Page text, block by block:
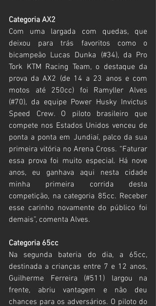
Categoria AX2
Com uma largada com quedas, que
deixou para trás favoritos como o
bicampeão Lucas Dunka (#34), da Pro
Tork KTM Racing Team, o destaque da
prova da AX2 (de 14 a 23 anos e com
motos até 250cc) foi Ramyller Alves
(#70), da equipe Power Husky Invictus
Speed Crew. O piloto brasileiro que
compete nos Estados Unidos venceu de
ponta a ponta em Jundiaí, palco da sua
primeira vitória no Arena Cross. “Faturar
essa prova foi muito especial. Há nove
anos, eu ganhava aqui nesta cidade
minha primeira corrida desta
competição, na categoria 85cc. Receber
esse carinho novamente do público foi
demais”, comenta Alves.
Categoria 65cc
Na segunda bateria do dia, a 65cc,
destinada a crianças entre 7 e 12 anos,
Guilherme Ferreira (#511) largou na
frente, abriu vantagem e não deu
chances para os adversários. O piloto do